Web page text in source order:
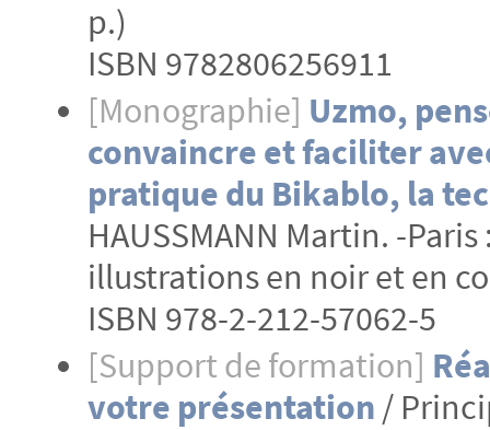
p.)
ISBN 9782806256911
[Monographie] Uzmo,
convaincre et faciliter
pratique du Bikablo, la
HAUSSMANN Martin. -
illustrations en noir et en
ISBN 978-2-212-57062-5
[Support de formation]
votre présentation /